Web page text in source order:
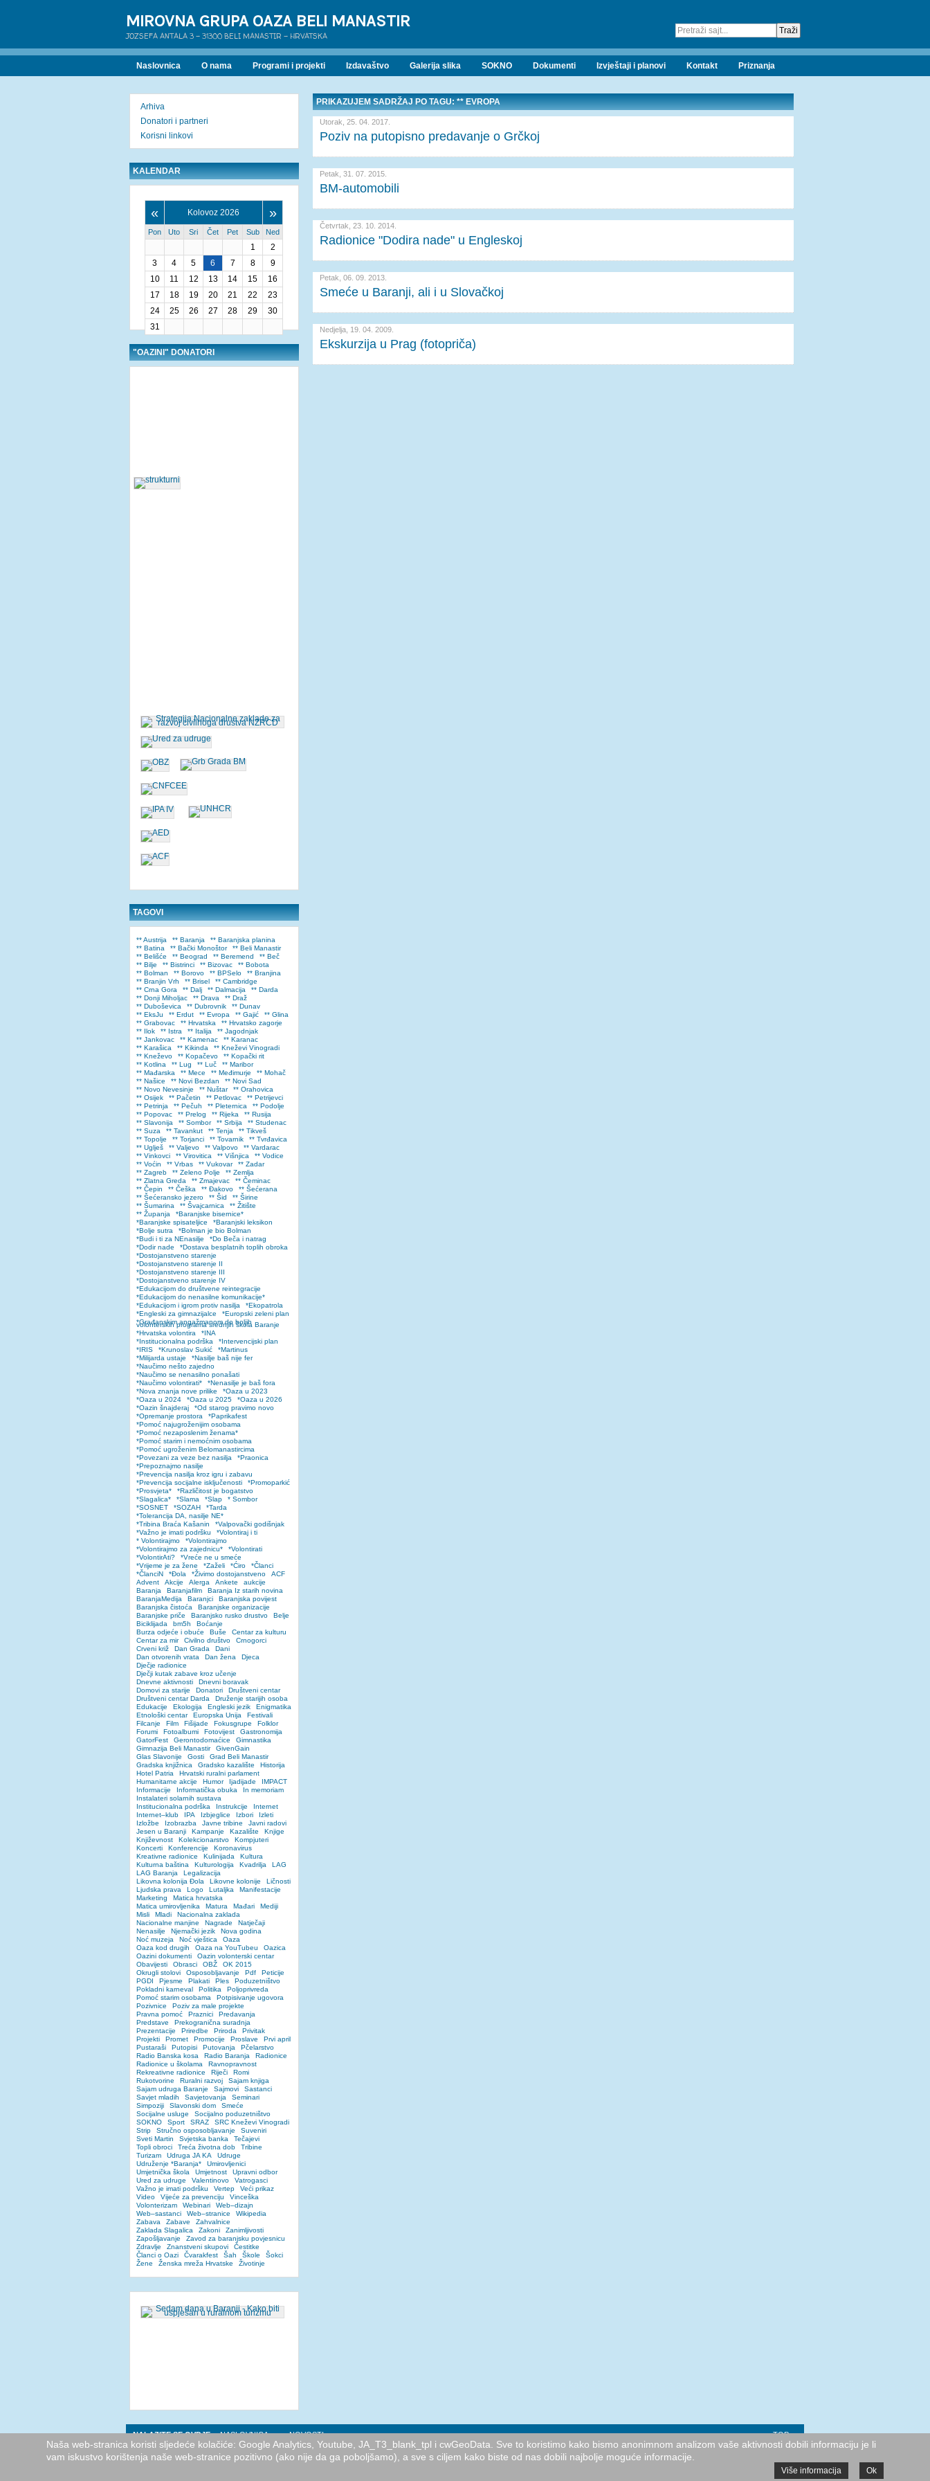
MIROVNA GRUPA OAZA BELI MANASTIR
JOZSEFA ANTALA 3 - 31300 BELI MANASTIR - HRVATSKA
Naslovnica O nama Programi i projekti Izdavaštvo Galerija slika SOKNO Dokumenti Izvještaji i planovi Kontakt Priznanja
PRIKAZUJEM SADRŽAJ PO TAGU: ** EVROPA
Utorak, 25. 04. 2017.
Poziv na putopisno predavanje o Grčkoj
Petak, 31. 07. 2015.
BM-automobili
Četvrtak, 23. 10. 2014.
Radionice "Dodira nade" u Engleskoj
Petak, 06. 09. 2013.
Smeće u Baranji, ali i u Slovačkoj
Nedjelja, 19. 04. 2009.
Ekskurzija u Prag (fotopriča)
Arhiva
Donatori i partneri
Korisni linkovi
KALENDAR
« Kolovoz 2026 »
Pon Uto Sri Čet Pet Sub Ned
1
2
3
4 5 6 7 8
9
10
11 12 13 14 15
16
17
18 19 20 21 22
23
24
25 26 27 28 29
30
31
"OAZINI" DONATORI
TAGOVI
** Austrija ** Baranja
** Baranjska planina
** Batina
** Bački Monoštor
** Beli Manastir
** Belišće
** Beograd ** Beremend
** Beč
** Bilje
** Bistrinci ** Bizovac
** Bobota
** Bolman
** Borovo ** BPSelo
** Branjina
** Branjin Vrh
** Brisel
** Cambridge
** Crna Gora
** Dalj ** Dalmacija
** Darda
** Donji Miholjac
** Drava
** Draž
** Duboševica
** Dubrovnik
** Dunav
** EksJu
** Erdut ** Evropa ** Gajić
** Glina
** Grabovac
** Hrvatska
** Hrvatsko zagorje
** Ilok
** Istra ** Italija
** Jagodnjak
** Jankovac
** Kamenac
** Karanac
** Karašica
** Kikinda
** Kneževi Vinogradi
** Kneževo
** Kopačevo
** Kopački rit
** Kotlina
** Lug ** Luč
** Maribor
** Mađarska
** Mece ** Međimurje
** Mohač
** Našice
** Novi Bezdan
** Novi Sad
** Novo Nevesinje
** Nuštar
** Orahovica
** Osijek
** Pačetin ** Petlovac
** Petrijevci
** Petrinja
** Pečuh ** Pleternica
** Podolje
** Popovac
** Prelog ** Rijeka
** Rusija
** Slavonija
** Sombor ** Srbija
** Studenac
** Suza
** Tavankut ** Tenja
** Tikveš
** Topolje
** Torjanci ** Tovarnik
** Tvrđavica
** Uglješ
** Valjevo ** Valpovo
** Vardarac
** Vinkovci
** Virovitica ** Višnjica
** Vodice
** Voćin
** Vrbas ** Vukovar
** Zadar
** Zagreb
** Zeleno Polje
** Zemlja
** Zlatna Greda
** Zmajevac
** Čeminac
** Čepin
** Češka ** Đakovo
** Šećerana
** Šećeransko jezero
** Šid
** Širine
** Šumarina
** Švajcarnica
** Žitište
** Županja
*Baranjske bisernice*
*Baranjske spisateljice
*Baranjski leksikon
*Bolje sutra
*Bolman je bio Bolman
*Budi i ti za NEnasilje
*Do Beča i natrag
*Dodir nade
*Dostava besplatnih toplih obroka
*Dostojanstveno starenje
*Dostojanstveno starenje II
*Dostojanstveno starenje III
*Dostojanstveno starenje IV
*Edukacijom do društvene reintegracije
*Edukacijom do nenasilne komunikacije*
*Edukacijom i igrom protiv nasilja
*Ekopatrola
*Engleski za gimnazijalce
*Europski zeleni plan
*Građanskim angažmanom do boljih
volonterskih programa srednjih škola Baranje
*Hrvatska volontira
*INA
*Institucionalna podrška
*Intervencijski plan
*IRIS
*Krunoslav Sukić
*Martinus
*Milijarda ustaje
*Nasilje baš nije fer
*Naučimo nešto zajedno
*Naučimo se nenasilno ponašati
*Naučimo volontirati*
*Nenasilje je baš fora
*Nova znanja nove prilike
*Oaza u 2023
*Oaza u 2024
*Oaza u 2025
*Oaza u 2026
*Oazin šnajderaj
*Od starog pravimo novo
*Opremanje prostora
*Paprikafest
*Pomoć najugroženijim osobama
*Pomoć nezaposlenim ženama*
*Pomoć starim i nemoćnim osobama
*Pomoć ugroženim Belomanastircima
*Povezani za veze bez nasilja
*Praonica
*Prepoznajmo nasilje
*Prevencija nasilja kroz igru i zabavu
*Prevencija socijalne isključenosti
*Promoparkić
*Prosvjeta*
*Različitost je bogatstvo
*Slagalica*
*Slama *Slap
* Sombor
*SOSNET
*SOZAH
*Tarda
*Tolerancija DA, nasilje NE*
*Tribina Braća Kašanin
*Valpovački godišnjak
*Važno je imati podršku
*Volontiraj i ti
* Volontirajmo
*Volontirajmo
*Volontirajmo za zajednicu*
*Volontirati
*VolontirAti?
*Vreće ne u smeće
*Vrijeme je za žene
*Zaželi *Ćiro
*Članci
*ČlanciN
*Đola *Živimo dostojanstveno
ACF
Advent
Akcije Alerga Ankete
aukcije
Baranja
Baranjafilm
Baranja Iz starih novina
BaranjaMedija
Baranjci
Baranjska povijest
Baranjska čistoća
Baranjske organizacije
Baranjske priče
Baranjsko rusko drustvo
Belje
Biciklijada
bm5h
Boćanje
Burza odjeće i obuće
Buše
Centar za kulturu
Centar za mir
Civilno društvo
Crnogorci
Crveni križ
Dan Grada
Dani
Dan otvorenih vrata
Dan žena
Djeca
Dječje radionice
Dječji kutak zabave kroz učenje
Dnevne aktivnosti
Dnevni boravak
Domovi za starije
Donatori
Društveni centar
Društveni centar Darda
Druženje starijih osoba
Edukacije
Ekologija Engleski jezik
Enigmatika
Etnološki centar
Europska Unija
Festivali
Filcanje
Film Fišijade Fokusgrupe
Folklor
Forumi
Fotoalbumi Fotovijest
Gastronomija
GatorFest
Gerontodomaćice
Gimnastika
Gimnazija Beli Manastir
GivenGain
Glas Slavonije
Gosti
Grad Beli Manastir
Gradska knjižnica
Gradsko kazalište
Historija
Hotel Patria
Hrvatski ruralni parlament
Humanitarne akcije
Humor Ijadijade
IMPACT
Informacije
Informatička obuka
In memoriam
Instalateri solarnih sustava
Institucionalna podrška
Instrukcije
Internet
Internet–klub
IPA Izbjeglice Izbori
Izleti
Izložbe
Izobrazba Javne tribine
Javni radovi
Jesen u Baranji
Kampanje Kazalište
Knjige
Književnost
Kolekcionarstvo
Kompjuteri
Koncerti
Konferencije
Koronavirus
Kreativne radionice
Kulinijada
Kultura
Kulturna baština
Kulturologija Kvadrilja
LAG
LAG Baranja
Legalizacija
Likovna kolonija Đola
Likovne kolonije
Ličnosti
Ljudska prava
Logo Lutaljka
Manifestacije
Marketing
Matica hrvatska
Matica umirovljenika
Matura Mađari
Mediji
Misli
Mladi
Nacionalna zaklada
Nacionalne manjine
Nagrade
Natječaji
Nenasilje
Njemački jezik
Nova godina
Noć muzeja
Noć vještica
Oaza
Oaza kod drugih
Oaza na YouTubeu
Oazica
Oazini dokumenti
Oazin volonterski centar
Obavijesti
Obrasci OBŽ
OK 2015
Okrugli stolovi
Osposobljavanje Pdf
Peticije
PGDI
Pjesme Plakati Ples
Poduzetništvo
Pokladni karneval
Politika
Poljoprivreda
Pomoć starim osobama
Potpisivanje ugovora
Pozivnice
Poziv za male projekte
Pravna pomoć
Praznici
Predavanja
Predstave
Prekogranična suradnja
Prezentacije
Priredbe Priroda
Privitak
Projekti
Promet Promocije Proslave
Prvi april
Pustaraši
Putopisi Putovanja
Pčelarstvo
Radio Banska kosa
Radio Baranja
Radionice
Radionice u školama
Ravnopravnost
Rekreativne radionice
Riječi
Romi
Rukotvorine
Ruralni razvoj
Sajam knjiga
Sajam udruga Baranje
Sajmovi
Sastanci
Savjet mladih
Savjetovanja
Seminari
Simpoziji
Slavonski dom
Smeće
Socijalne usluge
Socijalno poduzetništvo
SOKNO
Sport SRAZ
SRC Kneževi Vinogradi
Strip
Stručno osposobljavanje
Suveniri
Sveti Martin
Svjetska banka
Tečajevi
Topli obroci
Treća životna dob
Tribine
Turizam
Udruga JA KA
Udruge
Udruženje *Baranja*
Umirovljenici
Umjetnička škola
Umjetnost
Upravni odbor
Ured za udruge
Valentinovo
Vatrogasci
Važno je imati podršku
Vertep
Veći prikaz
Video
Vijeće za prevenciju
Vinceška
Volonterizam
Webinari
Web–dizajn
Web–sastanci
Web–stranice
Wikipedia
Zabava
Zabave
Zahvalnice
Zaklada Slagalica
Zakoni
Zanimljivosti
Zapošljavanje
Zavod za baranjsku povjesnicu
Zdravlje
Znanstveni skupovi
Čestitke
Članci o Oazi
Čvarakfest Šah Škole
Šokci
Žene
Ženska mreža Hrvatske Životinje
NALAZITE SE OVDJE: NASLOVNICA NOVOSTI TOP
Naša web-stranica koristi sljedeće kolačiće: Google Analytics, Youtube, JA_T3_blank_tpl i cwGeoData. Sve to koristimo kako bismo anonimnom analizom vaše aktivnosti dobili informaciju je li
vam iskustvo korištenja naše web-stranice pozitivno (ako nije da ga poboljšamo), a sve s ciljem kako biste od nas dobili najbolje moguće informacije.
Više informacija Ok